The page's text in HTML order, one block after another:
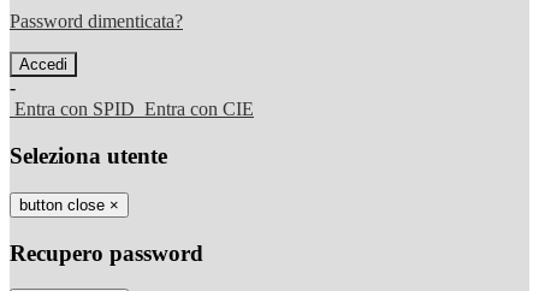
Password dimenticata?
-
Entra con SPID Entra con CIE
Seleziona utente
button close ×
Recupero password